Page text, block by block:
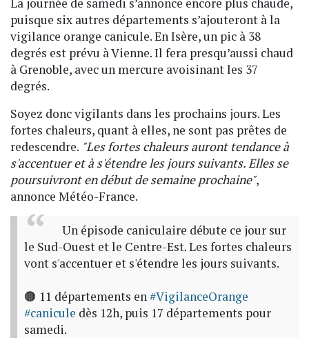
La journée de samedi s’annonce encore plus chaude,
puisque six autres départements s’ajouteront à la
vigilance orange canicule. En Isère, un pic à 38
degrés est prévu à Vienne. Il fera presqu’aussi chaud
à Grenoble, avec un mercure avoisinant les 37
degrés.
Soyez donc vigilants dans les prochains jours. Les
fortes chaleurs, quant à elles, ne sont pas prêtes de
redescendre. "Les fortes chaleurs auront tendance à
s'accentuer et à s'étendre les jours suivants. Elles se
poursuivront en début de semaine prochaine",
annonce Météo-France.
Un épisode caniculaire débute ce jour sur
le Sud-Ouest et le Centre-Est. Les fortes chaleurs
vont s'accentuer et s'étendre les jours suivants.
🟠 11 départements en#VigilanceOrange
#canicule dès 12h, puis 17 départements pour
samedi.